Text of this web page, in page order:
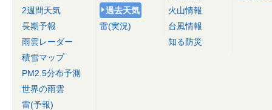
2週間天気
長期予報
雨雲レーダー
積雪マップ
PM2.5分布予測
世界の雨雲
雷(予報)
過去天気
雷(実況)
火山情報
台風情報
知る防災